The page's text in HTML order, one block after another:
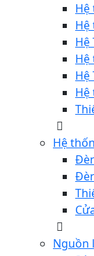
Hệ
Hệ
Hệ
Hệ
Hệ
Hệ
Hệ
Nguồn